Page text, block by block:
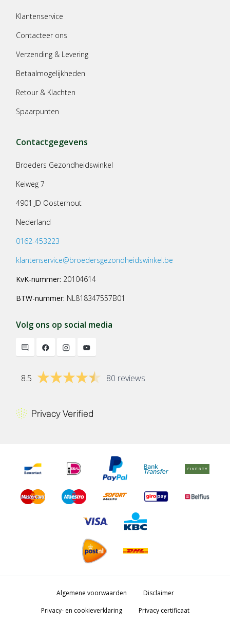
Klantenservice
Contacteer ons
Verzending & Levering
Betaalmogelijkheden
Retour & Klachten
Spaarpunten
Contactgegevens
Broeders Gezondheidswinkel
Keiweg 7
4901 JD Oosterhout
Nederland
0162-453223
klantenservice@broedersgezondheidswinkel.be
KvK-nummer: 20104614
BTW-nummer: NL818347557B01
Volg ons op social media
8.5 80 reviews
Algemene voorwaarden
Disclaimer
Privacy- en cookieverklaring
Privacy certificaat